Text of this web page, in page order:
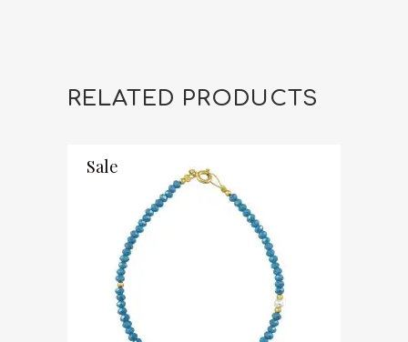
RELATED PRODUCTS
Sale